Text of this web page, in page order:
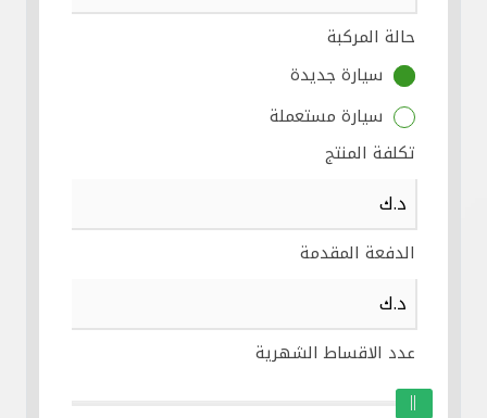
مصر
المملكة المتحدة
مملكة البحرين
حالة المركبة
سيارة جديدة
سيارة مستعملة
تكلفة المنتج
الدفعة المقدمة
عدد الاقساط الشهرية